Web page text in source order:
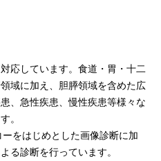
応しています。食道・胃・十二
域に加え、胆膵領域を含めた広
、急性疾患、慢性疾患等様々な
。
をはじめとした画像診断に加
る診断を行っています。